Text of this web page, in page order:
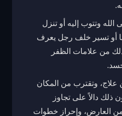
الله وتتوب إليه أو تنزل
أو تسير خلف رجل يعرف
من علامات الظفر
وتقترب من المكان
ذلك دالاً على تجاوز
من العارض، وإحراز خطوات